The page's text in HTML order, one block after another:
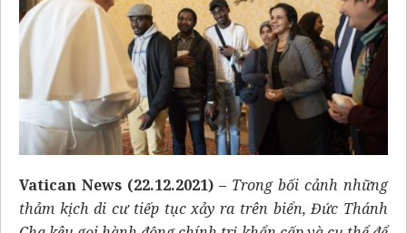
Vatican News (22.12.2021) – Trong bối cảnh những
thảm kịch di cư tiếp tục xảy ra trên biển, Đức Thánh